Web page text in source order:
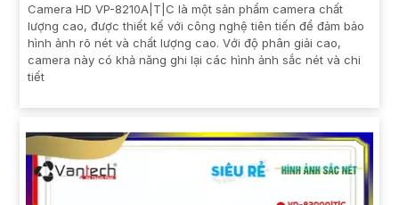
Camera HD VP-8210A|T|C là một sản phẩm camera chất
lượng cao, được thiết kế với công nghệ tiên tiến để đảm bảo
hình ảnh rõ nét và chất lượng cao. Với độ phân giải cao,
camera này có khả năng ghi lại các hình ảnh sắc nét và chi
tiết